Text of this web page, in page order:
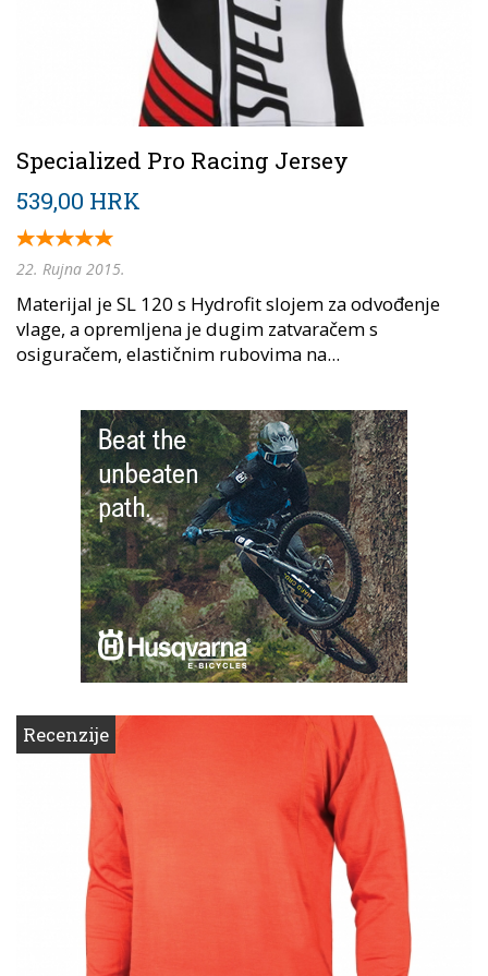
Specialized Pro Racing Jersey
539,00 HRK
22. Rujna 2015.
Materijal je SL 120 s Hydrofit slojem za odvođenje
vlage, a opremljena je dugim zatvaračem s
osiguračem, elastičnim rubovima na...
Recenzije